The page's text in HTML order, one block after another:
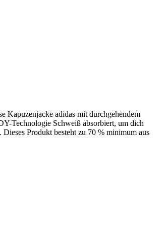
Kapuzenjacke adidas mit durchgehendem
Technologie Schweiß absorbiert, um dich
Produkt besteht zu 70 % minimum aus